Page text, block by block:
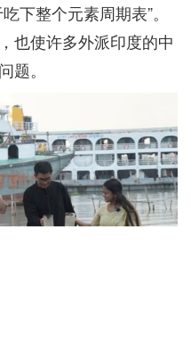
下整个元素周期表”。
也使许多外派印度的中
题。